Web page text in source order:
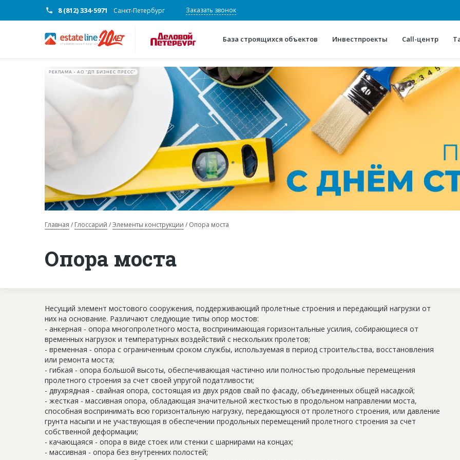
8 (812) 334-5971 Санкт-Петербург Заказать звонок
База строящихся объектов Инвестпроекты Call-центр
О проекте
Конкурентные
Горячие
Глоссарий
РЕКЛАМА • АО "ДП БИЗНЕС ПРЕСС"
Главная Глоссарий Элементы конструкции Опора моста
Опора моста
Несущий элемент мостового сооружения, поддерживающий пролетные строения и передающий нагрузки от
них на основание. Различают следующие типы опор мостов:
- анкерная - опора многопролетного моста, воспринимающая горизонтальные усилия, собирающиеся от
временных нагрузок и температурных воздействий с нескольких пролетов;
- временная - опора с ограниченным сроком службы, используемая в период строительства, восстановления
или ремонта моста;
- гибкая - опора большой высоты, обеспечивающая частично или полностью продольные перемещения
пролетного строения за счет своей упругой податливости;
- двухрядная - свайная опора, состоящая из двух рядов свай по фасаду, объединенных общей насадкой;
- жесткая - массивная опора, обладающая значительной жесткостью в продольном направлении моста,
способная воспринимать всю горизонтальную нагрузку, передающуюся от пролетного строения, или давление
грунта насыпи и не участвующая в обеспечении продольных перемещений пролетного строения за счет
собственной деформации;
- качающаяся - опора в виде стоек или стенки с шарнирами на концах;
- массивная - опора без внутренних полостей;